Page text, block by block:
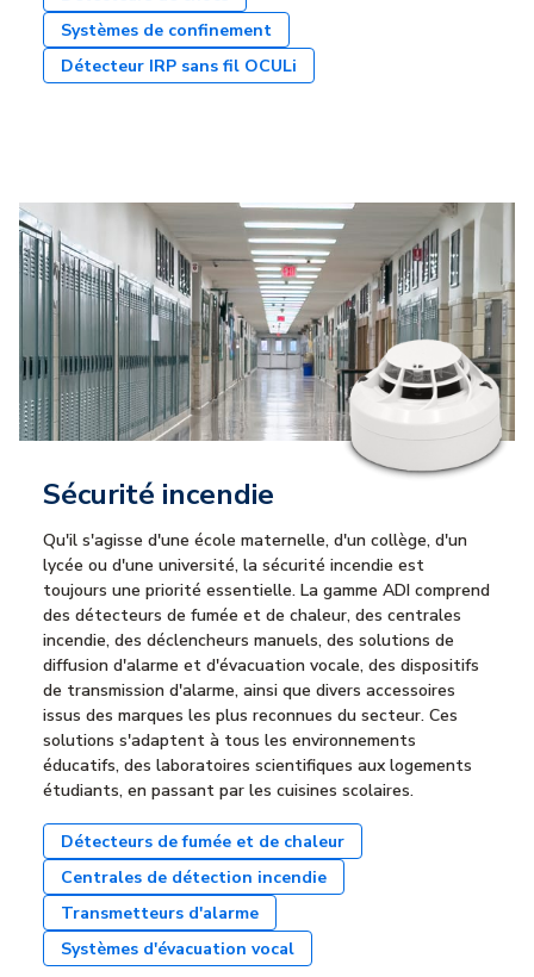
Systèmes de confinement
Détecteur IRP sans fil OCULi
Sécurité incendie
Qu'il s'agisse d'une école maternelle, d'un collège, d'un
lycée ou d'une université, la sécurité incendie est
toujours une priorité essentielle. La gamme ADI comprend
des détecteurs de fumée et de chaleur, des centrales
incendie, des déclencheurs manuels, des solutions de
diffusion d'alarme et d'évacuation vocale, des dispositifs
de transmission d'alarme, ainsi que divers accessoires
issus des marques les plus reconnues du secteur. Ces
solutions s'adaptent à tous les environnements
éducatifs, des laboratoires scientifiques aux logements
étudiants, en passant par les cuisines scolaires.
Détecteurs de fumée et de chaleur
Centrales de détection incendie
Transmetteurs d'alarme
Systèmes d'évacuation vocal